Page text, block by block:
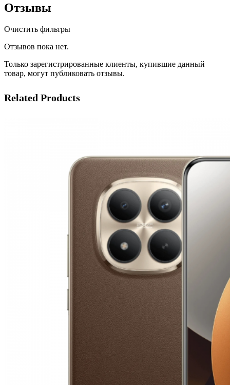
Отзывы
Очистить фильтры
Отзывов пока нет.
Только зарегистрированные клиенты, купившие данный
товар, могут публиковать отзывы.
Related Products